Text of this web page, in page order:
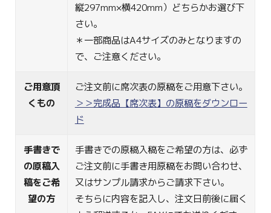
縦297mm×横420mm）どちらかお選び下
さい。
＊一部商品はA4サイズのみとなりますの
で、ご注意ください。
ご用意頂
くもの
ご注文前に席次表の原稿をご用意下さい。
＞＞完成品【席次表】の原稿をダウンロー
ド
手書きで
の原稿入
稿をご希
望の方
手書きでの原稿入稿をご希望の方は、必ず
ご注文前に手書き用原稿をお問い合わせ、
又はサンプル請求からご請求下さい。
そちらに内容を記入し、注文日前後に届く